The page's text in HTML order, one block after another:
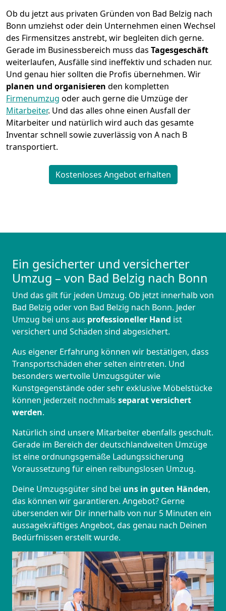
Ob du jetzt aus privaten Gründen von Bad Belzig nach
Bonn umziehst oder dein Unternehmen einen Wechsel
des Firmensitzes anstrebt, wir begleiten dich gerne.
Gerade im Businessbereich muss das Tagesgeschäft
weiterlaufen, Ausfälle sind ineffektiv und schaden nur.
Und genau hier sollten die Profis übernehmen. Wir
planen und organisieren den kompletten
Firmenumzug oder auch gerne die Umzüge der
Mitarbeiter. Und das alles ohne einen Ausfall der
Mitarbeiter und natürlich wird auch das gesamte
Inventar schnell sowie zuverlässig von A nach B
transportiert.
Kostenloses Angebot erhalten
Ein gesicherter und versicherter
Umzug – von Bad Belzig nach Bonn
Und das gilt für jeden Umzug. Ob jetzt innerhalb von
Bad Belzig oder von Bad Belzig nach Bonn. Jeder
Umzug bei uns aus professioneller Hand ist
versichert und Schäden sind abgesichert.
Aus eigener Erfahrung können wir bestätigen, dass
Transportschäden eher selten eintreten. Und
besonders wertvolle Umzugsgüter wie
Kunstgegenstände oder sehr exklusive Möbelstücke
können jederzeit nochmals separat versichert
werden.
Natürlich sind unsere Mitarbeiter ebenfalls geschult.
Gerade im Bereich der deutschlandweiten Umzüge
ist eine ordnungsgemäße Ladungssicherung
Voraussetzung für einen reibungslosen Umzug.
Deine Umzugsgüter sind bei uns in guten Händen,
das können wir garantieren. Angebot? Gerne
übersenden wir Dir innerhalb von nur 5 Minuten ein
aussagekräftiges Angebot, das genau nach Deinen
Bedürfnissen erstellt wurde.